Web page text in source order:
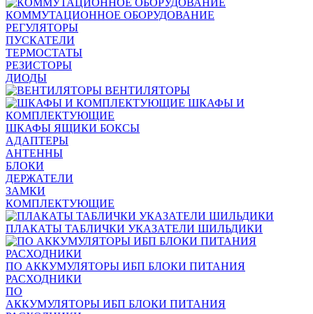
КОММУТАЦИОННОЕ ОБОРУДОВАНИЕ
РЕГУЛЯТОРЫ
ПУСКАТЕЛИ
ТЕРМОСТАТЫ
РЕЗИСТОРЫ
ДИОДЫ
ВЕНТИЛЯТОРЫ
ШКАФЫ И
КОМПЛЕКТУЮЩИЕ
ШКАФЫ ЯЩИКИ БОКСЫ
АДАПТЕРЫ
АНТЕННЫ
БЛОКИ
ДЕРЖАТЕЛИ
ЗАМКИ
КОМПЛЕКТУЮЩИЕ
ПЛАКАТЫ ТАБЛИЧКИ УКАЗАТЕЛИ ШИЛЬДИКИ
ПО АККУМУЛЯТОРЫ ИБП БЛОКИ ПИТАНИЯ
РАСХОДНИКИ
ПО
АККУМУЛЯТОРЫ ИБП БЛОКИ ПИТАНИЯ